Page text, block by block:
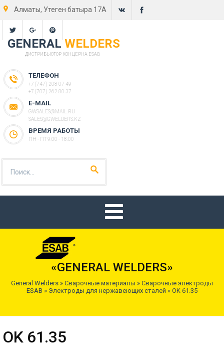
Алматы, Утеген батыра 17А
GENERALWELDERS
ДИСТРИБЬЮТОР КОНЦЕРНА ESAB
ТЕЛЕФОН
+7 (747) 208 07 49
+7 (707) 262 80 37
E-MAIL
GWSALES@MAIL.RU
SALES@GWELDERS.KZ
ВРЕМЯ РАБОТЫ
ПН - ПТ 9:00 - 18:00
«GENERAL WELDERS»
General Welders » Сварочные материалы » Сварочные электроды
ESAB » Электроды для нержавеющих сталей » OK 61.35
OK 61.35